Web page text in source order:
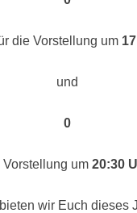
die Vorstellung um
und
0
Vorstellung um 20:30
wir Euch dieses